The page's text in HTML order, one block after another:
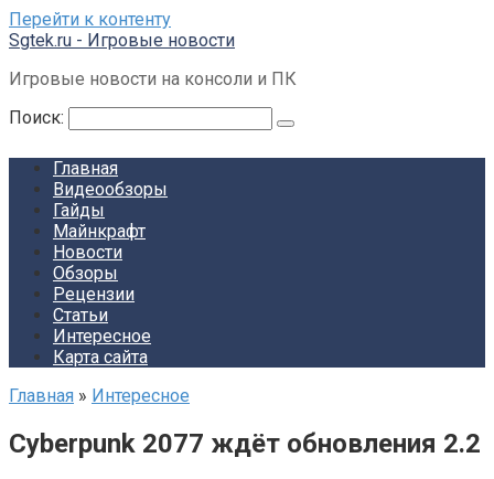
Перейти к контенту
Sgtek.ru - Игровые новости
Игровые новости на консоли и ПК
Поиск:
Главная
Видеообзоры
Гайды
Майнкрафт
Новости
Обзоры
Рецензии
Статьи
Интересное
Карта сайта
Главная » Интересное
Cyberpunk 2077 ждёт обновления 2.2